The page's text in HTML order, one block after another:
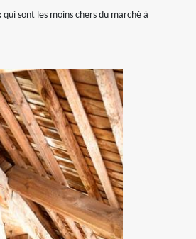
sont les moins chers du marché à